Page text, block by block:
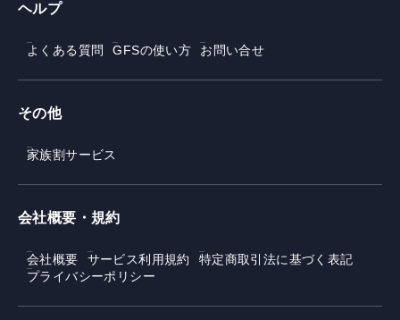
ヘルプ
よくある質問 GFSの使い方 お問い合せ
その他
家族割サービス
会社概要・規約
会社概要 サービス利用規約
特定商取引法に基づく表記
プライバシーポリシー